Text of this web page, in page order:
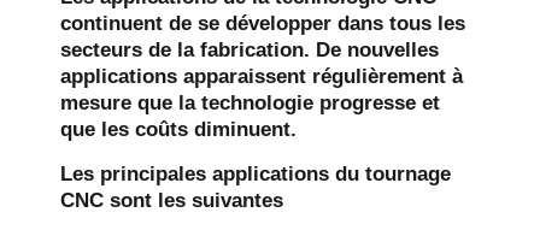
continuent de se développer dans tous les
secteurs de la fabrication. De nouvelles
applications apparaissent régulièrement à
mesure que la technologie progresse et
que les coûts diminuent.
Les principales applications du tournage
CNC sont les suivantes